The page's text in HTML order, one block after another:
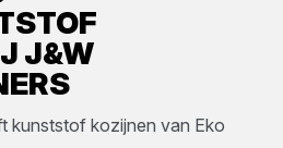
J&W
kunststof kozijnen van Eko